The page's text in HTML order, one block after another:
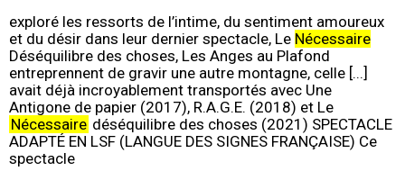
exploré les ressorts de l’intime, du sentiment amoureux
et du désir dans leur dernier spectacle, Le Nécessaire
Déséquilibre des choses, Les Anges au Plafond
entreprennent de gravir une autre montagne, celle [...]
avait déjà incroyablement transportés avec Une
Antigone de papier (2017), R.A.G.E. (2018) et Le
Nécessaire déséquilibre des choses (2021) SPECTACLE
ADAPTÉ EN LSF (LANGUE DES SIGNES FRANÇAISE) Ce
spectacle